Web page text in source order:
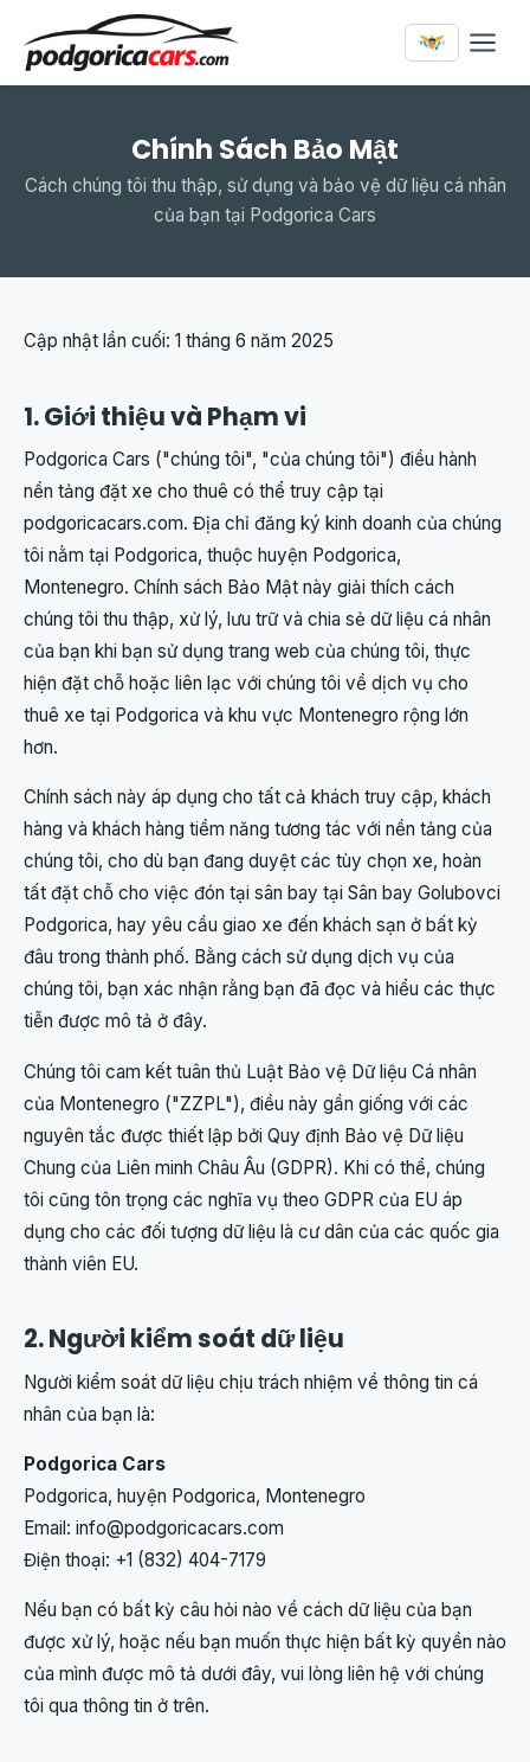
Chính Sách Bảo Mật
Cách chúng tôi thu thập, sử dụng và bảo vệ dữ liệu cá nhân
của bạn tại Podgorica Cars
Cập nhật lần cuối: 1 tháng 6 năm 2025
1. Giới thiệu và Phạm vi
Podgorica Cars ("chúng tôi", "của chúng tôi") điều hành
nền tảng đặt xe cho thuê có thể truy cập tại
podgoricacars.com. Địa chỉ đăng ký kinh doanh của chúng
tôi nằm tại Podgorica, thuộc huyện Podgorica,
Montenegro. Chính sách Bảo Mật này giải thích cách
chúng tôi thu thập, xử lý, lưu trữ và chia sẻ dữ liệu cá nhân
của bạn khi bạn sử dụng trang web của chúng tôi, thực
hiện đặt chỗ hoặc liên lạc với chúng tôi về dịch vụ cho
thuê xe tại Podgorica và khu vực Montenegro rộng lớn
hơn.
Chính sách này áp dụng cho tất cả khách truy cập, khách
hàng và khách hàng tiềm năng tương tác với nền tảng của
chúng tôi, cho dù bạn đang duyệt các tùy chọn xe, hoàn
tất đặt chỗ cho việc đón tại sân bay tại Sân bay Golubovci
Podgorica, hay yêu cầu giao xe đến khách sạn ở bất kỳ
đâu trong thành phố. Bằng cách sử dụng dịch vụ của
chúng tôi, bạn xác nhận rằng bạn đã đọc và hiểu các thực
tiễn được mô tả ở đây.
Chúng tôi cam kết tuân thủ Luật Bảo vệ Dữ liệu Cá nhân
của Montenegro ("ZZPL"), điều này gần giống với các
nguyên tắc được thiết lập bởi Quy định Bảo vệ Dữ liệu
Chung của Liên minh Châu Âu (GDPR). Khi có thể, chúng
tôi cũng tôn trọng các nghĩa vụ theo GDPR của EU áp
dụng cho các đối tượng dữ liệu là cư dân của các quốc gia
thành viên EU.
2. Người kiểm soát dữ liệu
Người kiểm soát dữ liệu chịu trách nhiệm về thông tin cá
nhân của bạn là:
Podgorica Cars
Podgorica, huyện Podgorica, Montenegro
Email: info@podgoricacars.com
Điện thoại: +1 (832) 404-7179
Nếu bạn có bất kỳ câu hỏi nào về cách dữ liệu của bạn
được xử lý, hoặc nếu bạn muốn thực hiện bất kỳ quyền nào
của mình được mô tả dưới đây, vui lòng liên hệ với chúng
tôi qua thông tin ở trên.